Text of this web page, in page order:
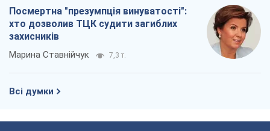
Посмертна "презумпція винуватості":
хто дозволив ТЦК судити загиблих
захисників
Марина Ставнійчук 7,3 т.
Всі думки